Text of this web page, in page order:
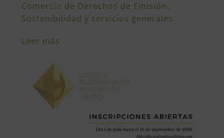
Comercio de Derechos de Emisión.
Sostenibilidad y servicios generales
Leer más